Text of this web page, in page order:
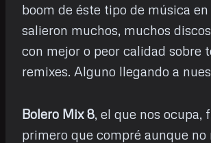
boom de éste tipo de música en
salieron muchos, muchos
con mejor o peor calidad sobre
remixes. Alguno llegando a
Bolero Mix 8, el que nos ocupa,
primero que compré aunque no